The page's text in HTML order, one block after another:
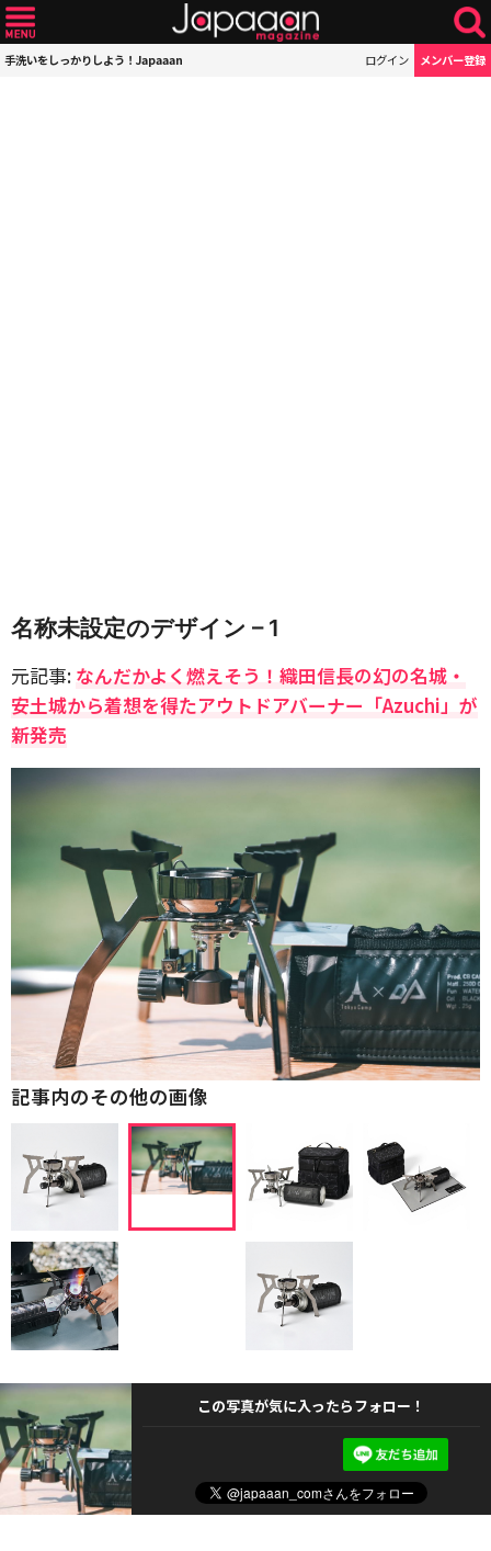
手洗いをしっかりしよう！Japaaan ログイン メンバー登録
名称未設定のデザイン – 1
元記事: なんだかよく燃えそう！織田信長の幻の名城・
安土城から着想を得たアウトドアバーナー「Azuchi」が
新発売
記事内のその他の画像
この写真が気に入ったらフォロー！